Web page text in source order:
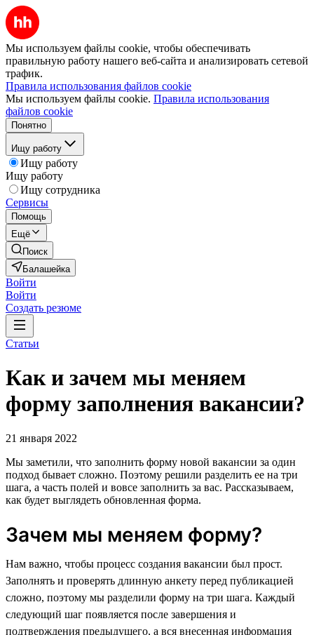
Мы используем файлы cookie, чтобы обеспечивать
правильную работу нашего веб-сайта и анализировать сетевой
трафик.
Правила использования файлов cookie
Мы используем файлы cookie. Правила использования
файлов cookie
Понятно
Ищу работу
Ищу работу
Ищу работу
Ищу сотрудника
Сервисы
Помощь
Ещё
Поиск
Балашейка
Войти
Войти
Создать резюме
Статьи
Как и зачем мы меняем
форму заполнения вакансии?
21 января 2022
Мы заметили, что заполнить форму новой вакансии за один
подход бывает сложно. Поэтому решили разделить ее на три
шага, а часть полей и вовсе заполнить за вас. Рассказываем,
как будет выглядеть обновленная форма.
Зачем мы меняем форму?
Нам важно, чтобы процесс создания вакансии был прост.
Заполнять и проверять длинную анкету перед публикацией
сложно, поэтому мы разделили форму на три шага. Каждый
следующий шаг появляется после завершения и
подтверждения предыдущего, а вся внесенная информация